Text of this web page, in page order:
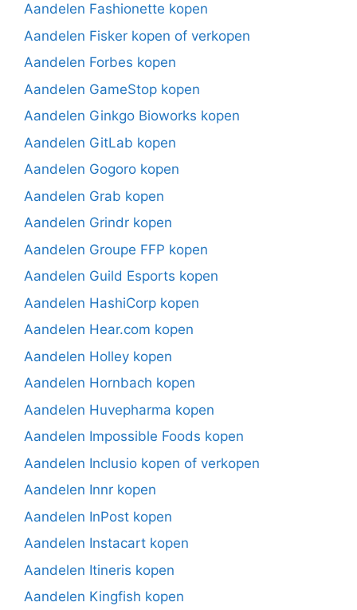
Aandelen Fashionette kopen
Aandelen Fisker kopen of verkopen
Aandelen Forbes kopen
Aandelen GameStop kopen
Aandelen Ginkgo Bioworks kopen
Aandelen GitLab kopen
Aandelen Gogoro kopen
Aandelen Grab kopen
Aandelen Grindr kopen
Aandelen Groupe FFP kopen
Aandelen Guild Esports kopen
Aandelen HashiCorp kopen
Aandelen Hear.com kopen
Aandelen Holley kopen
Aandelen Hornbach kopen
Aandelen Huvepharma kopen
Aandelen Impossible Foods kopen
Aandelen Inclusio kopen of verkopen
Aandelen Innr kopen
Aandelen InPost kopen
Aandelen Instacart kopen
Aandelen Itineris kopen
Aandelen Kingfish kopen